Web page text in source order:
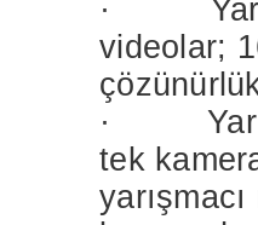
·
videolar;
·
tek